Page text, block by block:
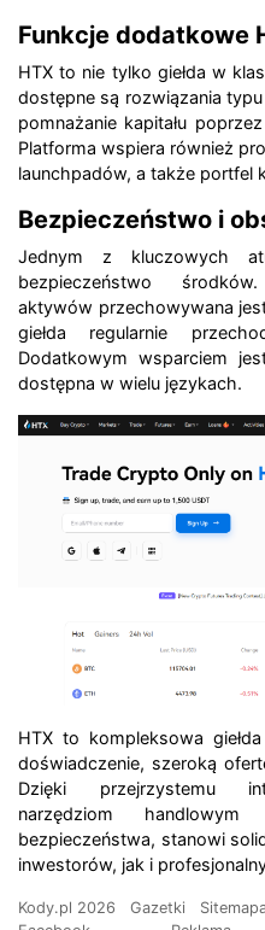
Funkcje dodatkowe
HTX to nie tylko giełda w
dostępne są rozwiązania typu
pomnażanie kapitału
Platforma wspiera również
launchpadów, a także portfel
Bezpieczeństwo i
Jednym z kluczowych
bezpieczeństwo
aktywów przechowywana
giełda regularnie
Dodatkowym wsparciem
dostępna w wielu językach.
HTX to kompleksowa
doświadczenie, szeroką
Dzięki przejrzystemu
narzędziom
bezpieczeństwa, stanowi
inwestorów, jak i
Kody.pl 2026 Gazetki